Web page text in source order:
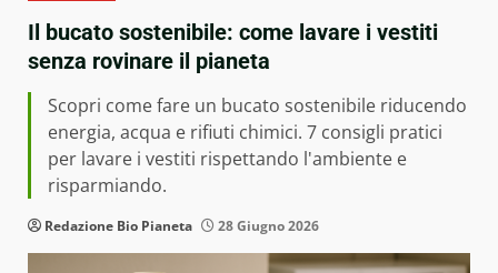
Il bucato sostenibile: come lavare i vestiti
senza rovinare il pianeta
Scopri come fare un bucato sostenibile riducendo
energia, acqua e rifiuti chimici. 7 consigli pratici
per lavare i vestiti rispettando l'ambiente e
risparmiando.
Redazione Bio Pianeta 28 Giugno 2026